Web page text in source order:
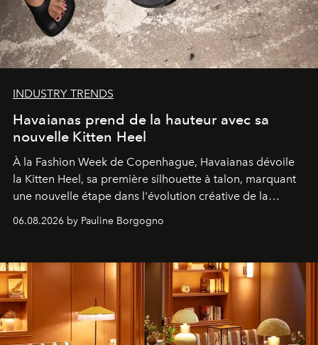
INDUSTRY TRENDS
Havaianas prend de la hauteur avec sa
nouvelle Kitten Heel
À la Fashion Week de Copenhague, Havaianas dévoile
la Kitten Heel, sa première silhouette à talon, marquant
une nouvelle étape dans l'évolution créative de la
06.08.2026 by Pauline Borgogno